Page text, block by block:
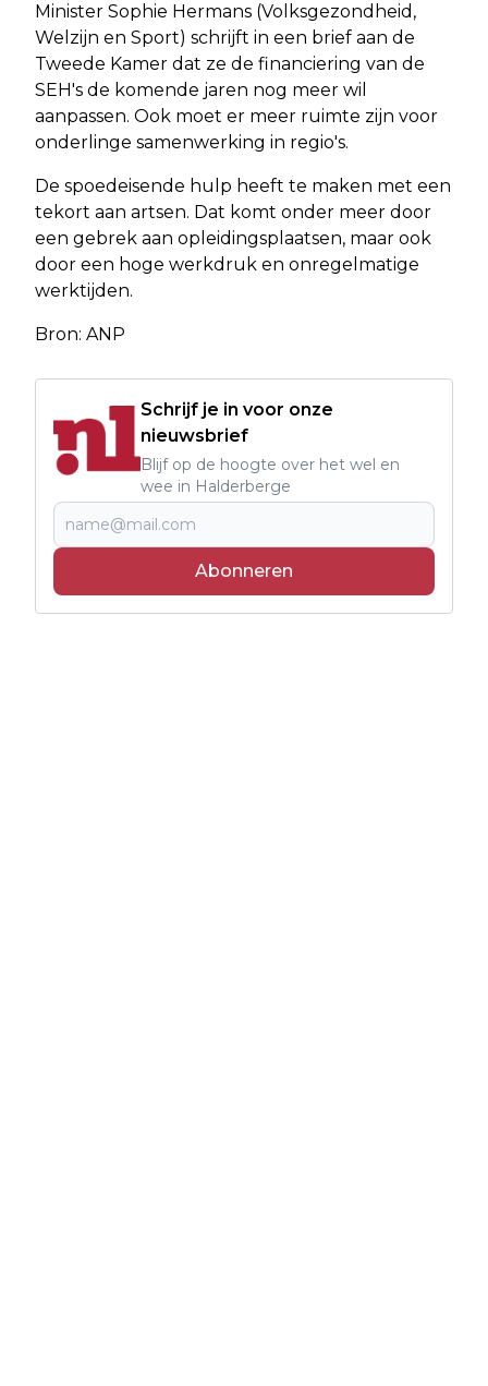
Minister Sophie Hermans (Volksgezondheid,
Welzijn en Sport) schrijft in een brief aan de
Tweede Kamer dat ze de financiering van de
SEH's de komende jaren nog meer wil
aanpassen. Ook moet er meer ruimte zijn voor
onderlinge samenwerking in regio's.
De spoedeisende hulp heeft te maken met een
tekort aan artsen. Dat komt onder meer door
een gebrek aan opleidingsplaatsen, maar ook
door een hoge werkdruk en onregelmatige
werktijden.
Bron: ANP
Schrijf je in voor onze
nieuwsbrief
Blijf op de hoogte over het wel en
wee in Halderberge
Abonneren